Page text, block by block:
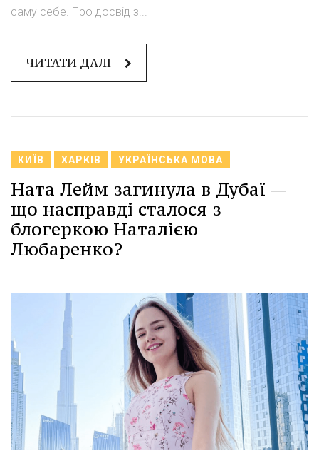
саму себе. Про досвід з...
ЧИТАТИ ДАЛІ
КИЇВ ХАРКІВ УКРАЇНСЬКА МОВА
Ната Лейм загинула в Дубаї —
що насправді сталося з
блогеркою Наталією
Любаренко?